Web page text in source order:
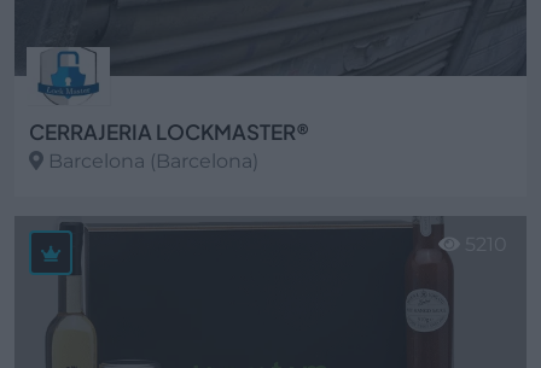
CERRAJERIA LOCKMASTER®
Barcelona (Barcelona)